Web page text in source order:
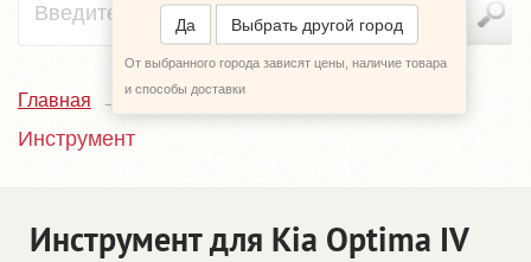
Да Выбрать другой город
От выбранного города зависят цены, наличие товара
и способы доставки
Главная Каталог
Инструмент
Инструмент для Kia Optima IV